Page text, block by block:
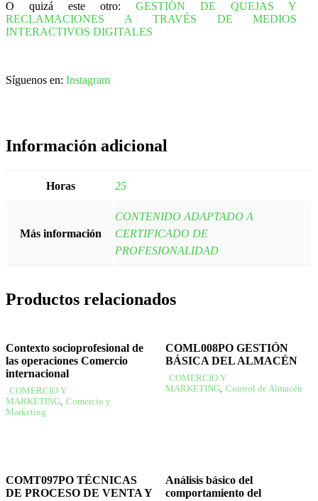
O quizá este otro:GESTIÓN DE QUEJAS Y
RECLAMACIONES A TRAVÉS DE MEDIOS
INTERACTIVOS DIGITALES
Síguenos en: Instagram
Información adicional
Horas 25
Más información
CONTENIDO ADAPTADO A
CERTIFICADO DE
PROFESIONALIDAD
Productos relacionados
Contexto socioprofesional de
las operaciones Comercio
internacional
COMERCIO Y
MARKETING, Comercio y
Marketing
COML008PO GESTIÓN
BÁSICA DEL ALMACÉN
COMERCIO Y
MARKETING, Control de Almacén
COMT097PO TÉCNICAS
DE PROCESO DE VENTA Y
Análisis básico del
comportamiento del